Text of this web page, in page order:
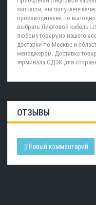
запчасти, вы получаете
производителей по
выбрать Лифтовой кабель
любому товару из нашего
доставки по Москве и
менеджером. Доставка
терминала СДЭК для
ОТЗЫВЫ
Новый комментарий